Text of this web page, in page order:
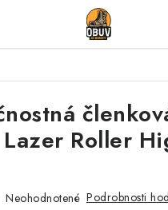
BEZPEČNOSTNÁ OBUV
OBUV
Lazer Roller
Neohodnotené Podrobnosti